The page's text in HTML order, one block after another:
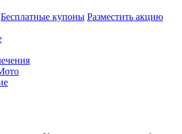
Бесплатные купоны Разместить акцию